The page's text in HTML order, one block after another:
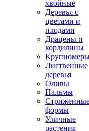
хвойные
Деревья с
цветами и
плодами
Драцены и
кордилины
Крупномеры
Лиственные
деревья
Оливы
Пальмы
Стриженные
формы
Уличные
растения